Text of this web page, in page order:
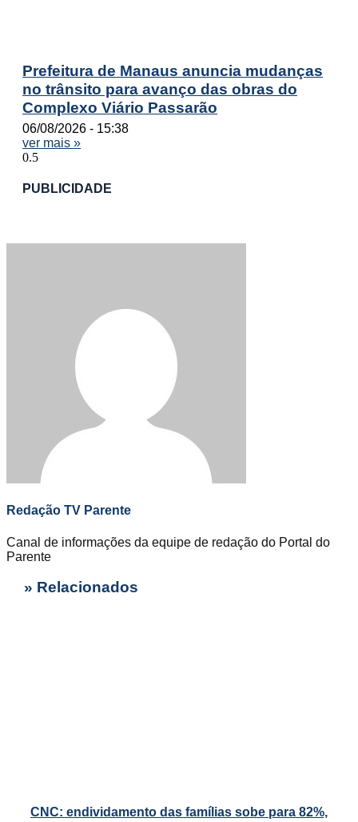
Prefeitura de Manaus anuncia mudanças
no trânsito para avanço das obras do
Complexo Viário Passarão
06/08/2026
15:38
ver mais »
PUBLICIDADE
Redação TV Parente
Canal de informações da equipe de redação do Portal do
Parente
» Relacionados
CNC: endividamento das famílias sobe para 82%,